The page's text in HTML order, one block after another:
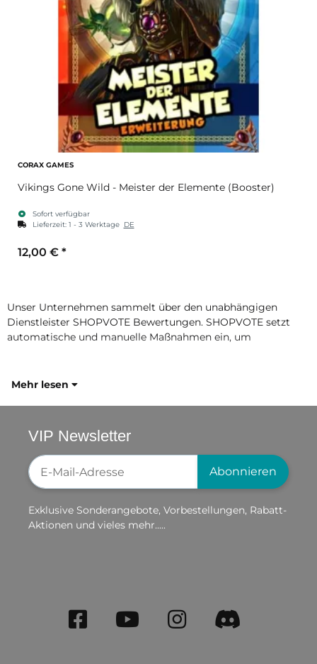
CORAX GAMES
Vikings Gone Wild - Meister der Elemente (Booster)
Sofort verfügbar
Lieferzeit: 1 - 3 Werktage DE
12,00 € *
Unser Unternehmen sammelt über den unabhängigen
Dienstleister SHOPVOTE Bewertungen. SHOPVOTE setzt
automatische und manuelle Maßnahmen ein, um
Mehr lesen
VIP Newsletter
Newsletter-Registrierung
Abonnieren
Exklusive Sonderangebote, Vorbestellungen, Rabatt-
Aktionen und vieles mehr.....